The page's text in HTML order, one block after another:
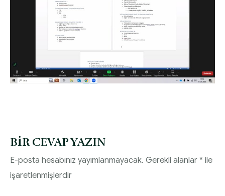
Diyabette Güncel Tedavi Seçenekleri Sunum
Dosyası
Tip1/Tip2 ve Gestasyonel Diyabet Yönetimi
HEMŞİRELİK YÖNETİM KOMİTESİ | 2020 Faaliyet
Raporu
Raporu
BIR CEVAP YAZIN
E-posta hesabınız yayımlanmayacak. Gerekli alanlar * ile
işaretlenmişlerdir